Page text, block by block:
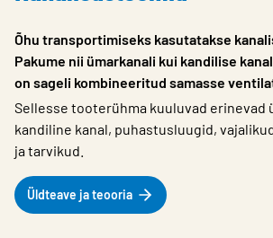
Kontaktid
Logi sisse
Choose languge
Estonia
Õhu transportimiseks kasutatakse
Pakume nii ümarkanali kui kandilise
on sageli kombineeritud samasse
Sellesse tooterühma kuuluvad erinevad
kandiline kanal, puhastusluugid,
ja tarvikud.
Üldteave ja teooria